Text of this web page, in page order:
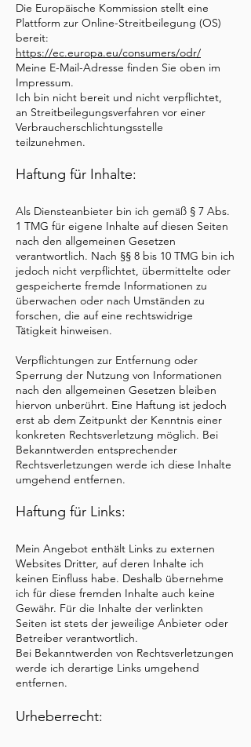
Die Europäische Kommission stellt eine
Plattform zur Online-Streitbeilegung (OS)
bereit:
https://ec.europa.eu/consumers/odr/
Meine E-Mail-Adresse finden Sie oben im
Impressum.
Ich bin nicht bereit und nicht verpflichtet,
an Streitbeilegungsverfahren vor einer
Verbraucherschlichtungsstelle
teilzunehmen.
Haftung für Inhalte:
Als Diensteanbieter bin ich gemäß § 7 Abs.
1 TMG für eigene Inhalte auf diesen Seiten
nach den allgemeinen Gesetzen
verantwortlich. Nach §§ 8 bis 10 TMG bin ich
jedoch nicht verpflichtet, übermittelte oder
gespeicherte fremde Informationen zu
überwachen oder nach Umständen zu
forschen, die auf eine rechtswidrige
Tätigkeit hinweisen.
Verpflichtungen zur Entfernung oder
Sperrung der Nutzung von Informationen
nach den allgemeinen Gesetzen bleiben
hiervon unberührt. Eine Haftung ist jedoch
erst ab dem Zeitpunkt der Kenntnis einer
konkreten Rechtsverletzung möglich. Bei
Bekanntwerden entsprechender
Rechtsverletzungen werde ich diese Inhalte
umgehend entfernen.
Haftung für Links:
Mein Angebot enthält Links zu externen
Websites Dritter, auf deren Inhalte ich
keinen Einfluss habe. Deshalb übernehme
ich für diese fremden Inhalte auch keine
Gewähr. Für die Inhalte der verlinkten
Seiten ist stets der jeweilige Anbieter oder
Betreiber verantwortlich.
Bei Bekanntwerden von Rechtsverletzungen
werde ich derartige Links umgehend
entfernen.
Urheberrecht: